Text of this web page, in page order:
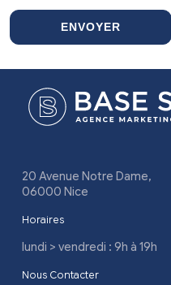
ENVOYER
20 Avenue Notre Dame,
06000 Nice
Horaires
lundi > vendredi : 9h à 19h
Nous Contacter